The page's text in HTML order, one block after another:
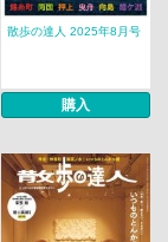
散歩の達人 2025年8月号
購入